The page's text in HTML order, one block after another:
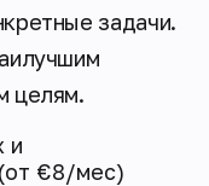
задачи.
целям.
и
€8/мес)